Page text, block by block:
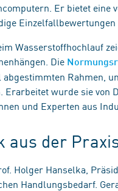
Er bietet
Einzelfallbewertungen
Wasserstoffhochlauf
Die
abgestimmten Rahmen,
Erarbeitet wurde sie von
und Experten aus
aus der
Holger Hanselka,
Handlungsbedarf.